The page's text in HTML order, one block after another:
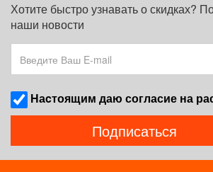
Хотите быстро узнавать о скидках?
наши новости
Наcтоящим даю согласие на
Подписаться